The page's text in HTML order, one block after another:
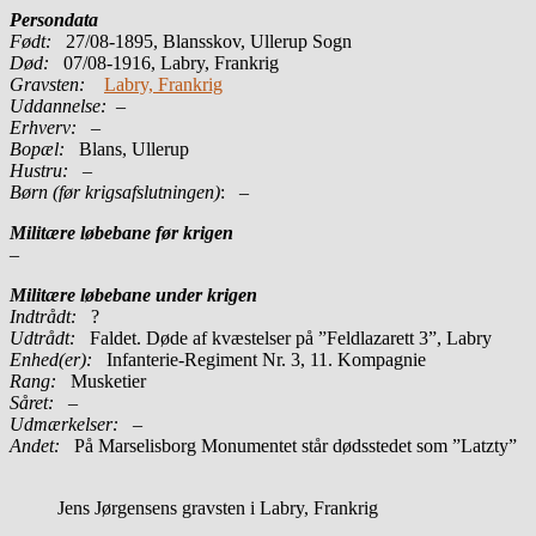
Persondata
Født: 27/08-1895, Blansskov, Ullerup Sogn
Død: 07/08-1916, Labry, Frankrig
Gravsten:
Labry, Frankrig
Uddannelse: –
Erhverv: –
Bopæl: Blans, Ullerup
Hustru: –
Børn (før krigsafslutningen): –
Militære løbebane før krigen
–
Militære løbebane under krigen
Indtrådt: ?
Udtrådt: Faldet. Døde af kvæstelser på ”Feldlazarett 3”, Labry
Enhed(er):
Infanterie-Regiment Nr. 3, 11. Kompagnie
Rang:
Musketier
Såret: –
Udmærkelser: –
Andet: På Marselisborg Monumentet står dødsstedet som ”Latzty”
Jens Jørgensens gravsten i Labry, Frankrig